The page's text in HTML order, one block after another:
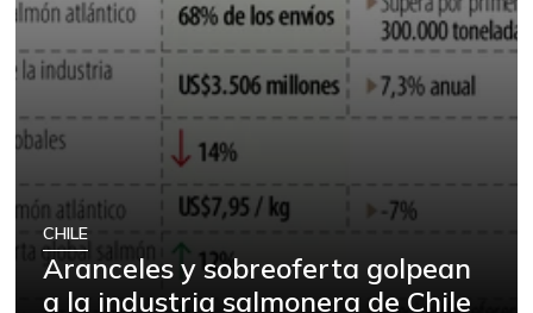
CHILE
Aranceles y sobreoferta golpean
a la industria salmonera de Chile